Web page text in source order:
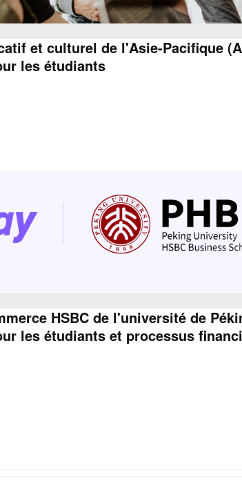
et culturel de l'Asie-Pacifique
les étudiants
HSBC de l'université de
les étudiants et processus